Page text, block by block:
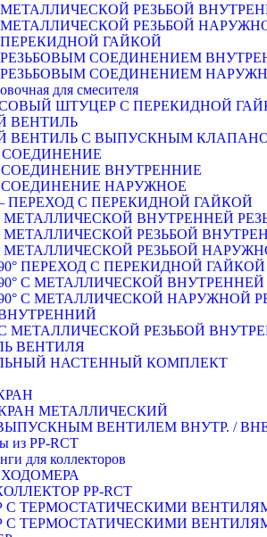
РЕЗЬБОЙ
РЕЗЬБОЙ
ГАЙКОЙ
РЕЗЬБОВЫМ СОЕДИНЕНИЕМ
РЕЗЬБОВЫМ СОЕДИНЕНИЕМ
для смесителя
ШТУЦЕР С ПЕРЕКИДНОЙ
ВЕНТИЛЬ
ВЕНТИЛЬ С ВЫПУСКНЫМ
СОЕДИНЕНИЕ
СОЕДИНЕНИЕ ВНУТРЕННИЕ
СОЕДИНЕНИЕ НАРУЖНОЕ
С ПЕРЕКИДНОЙ ГАЙКОЙ
ВНУТРЕННЕЙ
РЕЗЬБОЙ
РЕЗЬБОЙ
ПЕРЕХОД С ПЕРЕКИДНОЙ ГАЙКОЙ
С МЕТАЛЛИЧЕСКОЙ ВНУТРЕННEЙ
С МЕТАЛЛИЧЕСКОЙ НАРУЖНОЙ
МЕТАЛЛИЧЕСКОЙ РЕЗЬБОЙ
ВЕНТИЛЯ
НАСТЕННЫЙ КОМПЛЕКТ
МЕТАЛЛИЧЕСКИЙ
ВЕНТИЛЕМ ВНУТР. /
из PP-RCT
для коллекторов
PP-RCT
С ТЕРМОСТАТИЧЕСКИМИ
С ТЕРМОСТАТИЧЕСКИМИ